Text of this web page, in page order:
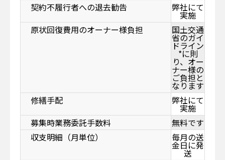
契約不履行者への退去勧告
弊社にて
実施
原状回復費用のオーナー様負担
国土交通
省のガイ
ドライン
*に則
り、オー
ナー様の
ご負担と
なります
修繕手配
弊社にて
実施
募集時業務委託手数料
無料です
収支明細（月単位）
毎月の送
金日に発
送